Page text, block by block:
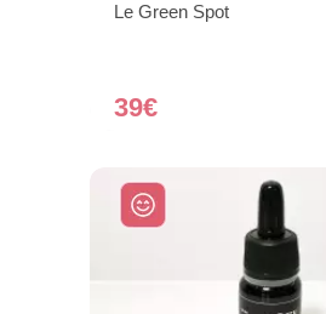
Le Green Spot
39€